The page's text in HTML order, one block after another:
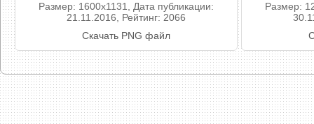
Размер: 1600x1131, Дата публикации:
21.11.2016, Рейтинг: 2066
Скачать PNG файл
Размер: